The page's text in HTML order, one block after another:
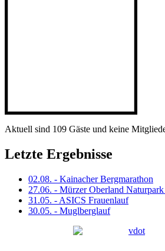
Aktuell sind 109 Gäste und keine
Letzte Ergebnisse
02.08. - Kainacher Bergmarathon
27.06. - Mürzer Oberland
31.05. - ASICS Frauenlauf
30.05. - Muglberglauf